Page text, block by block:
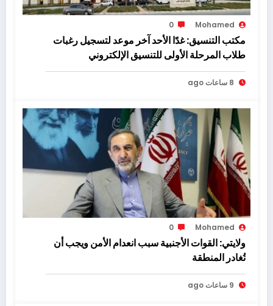
Mohamed
0
مكتب التنسيق: غدًا الأحد آخر موعد لتسجيل رغبات
طلاب المرحلة الأولى للتنسيق الإلكتروني
8 ساعات ago
Mohamed
0
ولايتي: القوات الأجنبية سبب انعدام الأمن ويجب أن
تُغادر المنطقة
9 ساعات ago